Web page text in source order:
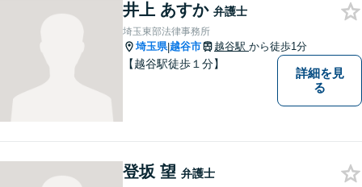
してよいのかと迷っている
方、ぜひ一度ご相談くださ
い。
井上 あすか 弁護士
埼玉東部法律事務所
埼玉県|越谷市 越谷駅 から徒歩1分
【越谷駅徒歩１分】
詳細を見
る
登坂 望 弁護士